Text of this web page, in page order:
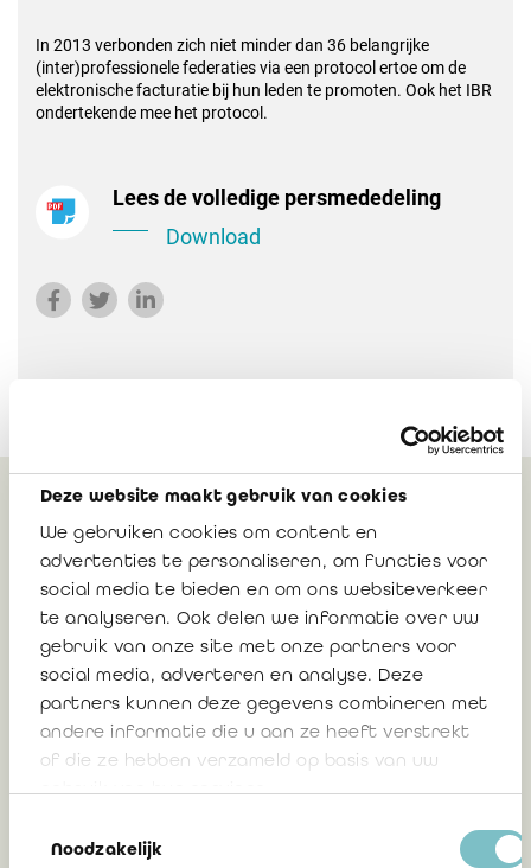
Deze website maakt gebruik van cookies
We gebruiken cookies om content en
advertenties te personaliseren, om functies voor
social media te bieden en om ons websiteverkeer
te analyseren. Ook delen we informatie over uw
gebruik van onze site met onze partners voor
social media, adverteren en analyse. Deze
partners kunnen deze gegevens combineren met
andere informatie die u aan ze heeft verstrekt
of die ze hebben verzameld op basis van uw
Noodzakelijk
In 2013 verbonden zich niet minder dan 36 belangrijke
(inter)professionele federaties via een protocol ertoe om de
elektronische facturatie bij hun leden te promoten. Ook het IBR
ondertekende mee het protocol.
Lees de volledige persmededeling
Download
Gerelateerd
Bericht: Elektronisch factureren voor
iedereen!
2 april 2014
Cijferberoepen en notarissen promoten